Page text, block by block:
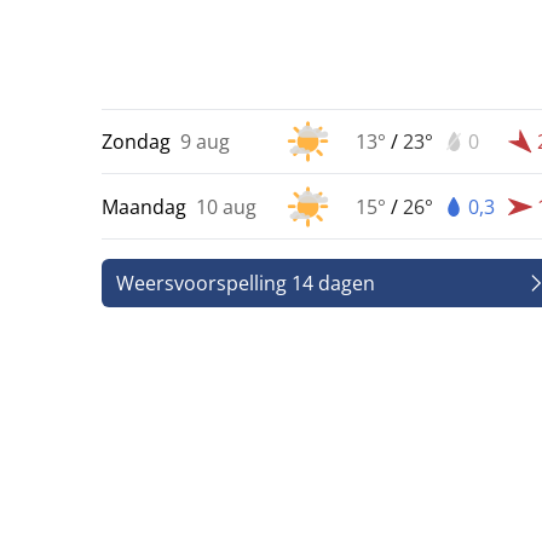
Zondag 9 aug 13° /23° 0
Maandag 10 aug 15° /26° 0,3
Weersvoorspelling 14 dagen